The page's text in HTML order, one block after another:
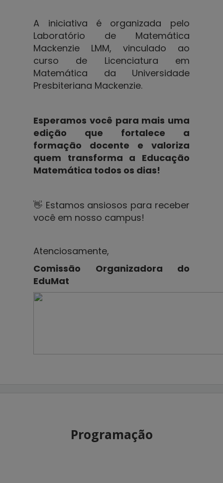
A iniciativa é organizada pelo
Laboratório de Matemática
Mackenzie LMM, vinculado ao
curso de Licenciatura em
Matemática da Universidade
Presbiteriana Mackenzie.
Esperamos você para mais uma
edição que fortalece a
formação docente e valoriza
quem transforma a Educação
Matemática todos os dias!
👋 Estamos ansiosos para receber
você em nosso campus!
Atenciosamente,
Comissão Organizadora do
EduMat
Programação